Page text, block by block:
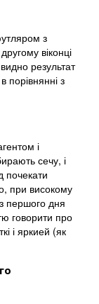
з
віконці
результат
порівнянні з
і
сечу, і
почекати
при високому
першого дня
говорити про
і яркией (як